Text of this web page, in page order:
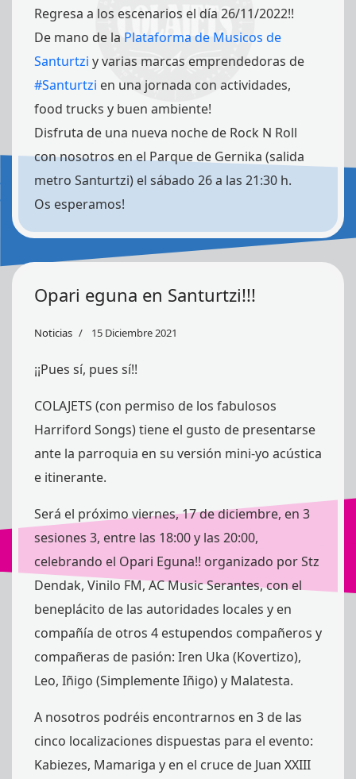
Regresa a los escenarios el día 26/11/2022!!
De mano de la Plataforma de Musicos de
Santurtzi y varias marcas emprendedoras de
#Santurtzi en una jornada con actividades,
food trucks y buen ambiente!
Disfruta de una nueva noche de Rock N Roll
con nosotros en el Parque de Gernika (salida
metro Santurtzi) el sábado 26 a las 21:30 h.
Os esperamos!
Opari eguna en Santurtzi!!!
Noticias 15 Diciembre 2021
¡¡Pues sí, pues sí!!
COLAJETS (con permiso de los fabulosos
Harriford Songs) tiene el gusto de presentarse
ante la parroquia en su versión mini-yo acústica
e itinerante.
Será el próximo viernes, 17 de diciembre, en 3
sesiones 3, entre las 18:00 y las 20:00,
celebrando el Opari Eguna!! organizado por Stz
Dendak, Vinilo FM, AC Music Serantes, con el
beneplácito de las autoridades locales y en
compañía de otros 4 estupendos compañeros y
compañeras de pasión: Iren Uka (Kovertizo),
Leo, Iñigo (Simplemente Iñigo) y Malatesta.
A nosotros podréis encontrarnos en 3 de las
cinco localizaciones dispuestas para el evento:
Kabiezes, Mamariga y en el cruce de Juan XXIII